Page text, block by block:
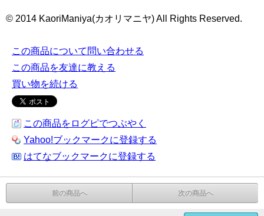
© 2014 KaoriManiya(カオリマニヤ) All Rights Reserved.
この商品について問い合わせる
この商品を友達に教える
買い物を続ける
この商品をログピでつぶやく
Yahoo!ブックマークに登録する
はてなブックマークに登録する
前の商品へ 次の商品へ